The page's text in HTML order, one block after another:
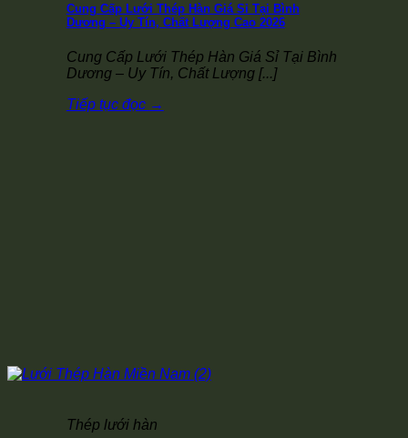
Cung Cấp Lưới Thép Hàn Giá Sỉ Tại Bình
Dương – Uy Tín, Chất Lượng Cao 2026
Cung Cấp Lưới Thép Hàn Giá Sỉ Tại Bình
Dương – Uy Tín, Chất Lượng [...]
Tiếp tục đọc →
Thép lưới hàn